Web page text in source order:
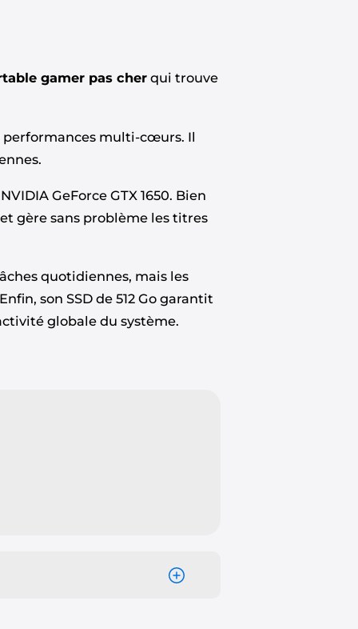
gamer pas cher qui trouve
performances multi-cœurs. Il
GeForce GTX 1650. Bien
gère sans problème les titres
quotidiennes, mais les
son SSD de 512 Go garantit
globale du système.